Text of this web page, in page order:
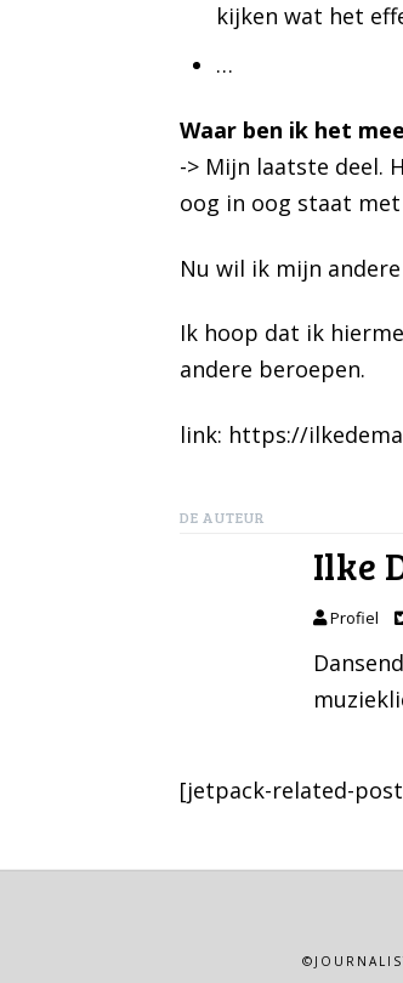
kijken wat het
…
Waar ben ik het
-> Mijn laatste deel.
oog in oog staat
Nu wil ik mijn
Ik hoop dat ik
andere beroepen.
link: https://
DE AUTEUR
Ilke
Profiel
[jetpack-related-